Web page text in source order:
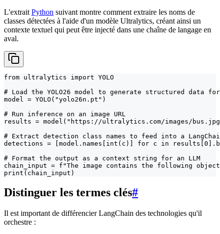
L'extrait Python suivant montre comment extraire les noms de
classes détectées à l'aide d'un modèle Ultralytics, créant ainsi un
contexte textuel qui peut être injecté dans une chaîne de langage en
aval.
from ultralytics import YOLO
# Load the YOLO26 model to generate structured data
model = YOLO("yolo26n.pt")
# Run inference on an image URL
results = model("https://ultralytics.com/images/
# Extract detection class names to feed into a
detections = [model.names[int(c)] for c in
# Format the output as a context string for an LLM
chain_input = f"The image contains the following
print(chain_input)
Distinguer les termes clés#
Il est important de différencier LangChain des technologies qu'il
orchestre :